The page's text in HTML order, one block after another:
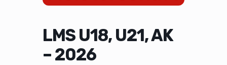
LMS U18, U21, AK
– 2026